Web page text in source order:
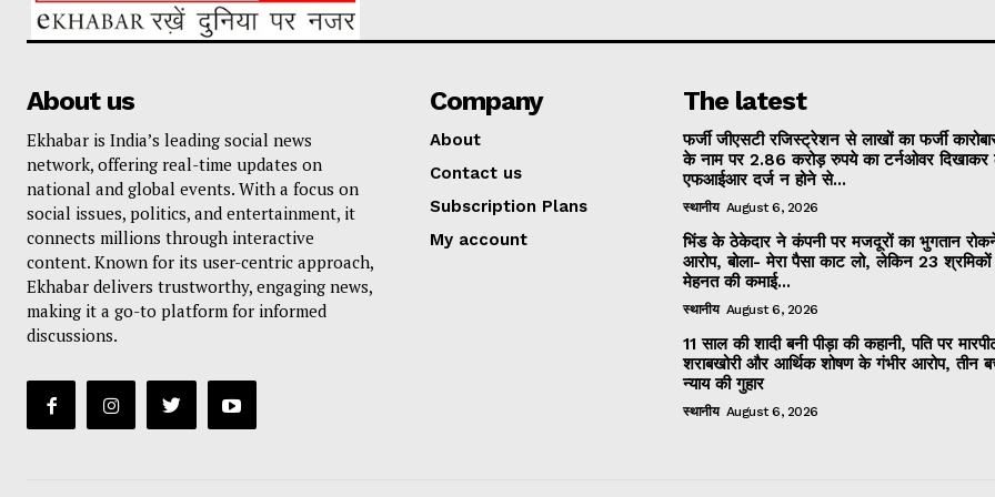
About us
Ekhabar is India’s leading social news
network, offering real-time updates on
national and global events. With a focus on
social issues, politics, and entertainment, it
connects millions through interactive
content. Known for its user-centric approach,
Ekhabar delivers trustworthy, engaging news,
making it a go-to platform for informed
discussions.
Company
About
Contact us
Subscription Plans
My account
The latest
फर्जी जीएसटी रजिस्ट्रेशन से लाखों का फर्जी
के नाम पर 2.86 करोड़ रुपये का टर्नओवर दिखाकर
एफआईआर दर्ज न होने से...
स्थानीय August 6, 2026
भिंड के ठेकेदार ने कंपनी पर मजदूरों का भुगतान
आरोप, बोला- मेरा पैसा काट लो, लेकिन 23 श्रमिकों
मेहनत की कमाई...
स्थानीय August 6, 2026
11 साल की शादी बनी पीड़ा की कहानी, पति पर
शराबखोरी और आर्थिक शोषण के गंभीर आरोप, तीन
न्याय की गुहार
स्थानीय August 6, 2026